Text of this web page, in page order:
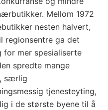
Mellom 1972
nesten halvert,
regionsentre ga det
for mer spesialiserte
spredte mange
særlig
tjenesteyting,
i de største byene til å